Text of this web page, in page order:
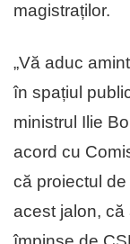
magistraților.
„Vă aduc
în spațiul
ministrul Ilie
acord cu
că proiectul
acest jalon, că